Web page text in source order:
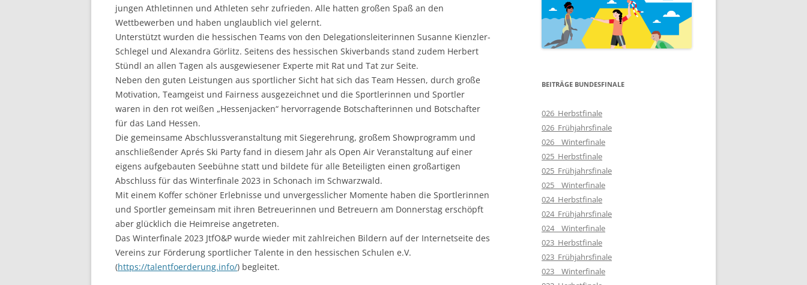
jungen Athletinnen und Athleten sehr zufrieden. Alle hatten großen Spaß an den
Wettbewerben und haben unglaublich viel gelernt.
Unterstützt wurden die hessischen Teams von den Delegationsleiterinnen Susanne Kienzler-
Schlegel und Alexandra Görlitz. Seitens des hessischen Skiverbands stand zudem Herbert
Stündl an allen Tagen als ausgewiesener Experte mit Rat und Tat zur Seite.
Neben den guten Leistungen aus sportlicher Sicht hat sich das Team Hessen, durch große
Motivation, Teamgeist und Fairness ausgezeichnet und die Sportlerinnen und Sportler
waren in den rot weißen „Hessenjacken“ hervorragende Botschafterinnen und Botschafter
für das Land Hessen.
Die gemeinsame Abschlussveranstaltung mit Siegerehrung, großem Showprogramm und
anschließender Aprés Ski Party fand in diesem Jahr als Open Air Veranstaltung auf einer
eigens aufgebauten Seebühne statt und bildete für alle Beteiligten einen großartigen
Abschluss für das Winterfinale 2023 in Schonach im Schwarzwald.
Mit einem Koffer schöner Erlebnisse und unvergesslicher Momente haben die Sportlerinnen
und Sportler gemeinsam mit ihren Betreuerinnen und Betreuern am Donnerstag erschöpft
aber glücklich die Heimreise angetreten.
Das Winterfinale 2023 JtfO&P wurde wieder mit zahlreichen Bildern auf der Internetseite des
Vereins zur Förderung sportlicher Talente in den hessischen Schulen e.V.
(https://talentfoerderung.info/) begleitet.
BEITRÄGE BUNDESFINALE
026_Herbstfinale
026_Frühjahrsfinale
026__Winterfinale
025_Herbstfinale
025_Frühjahrsfinale
025__Winterfinale
024_Herbstfinale
024_Frühjahrsfinale
024__Winterfinale
023_Herbstfinale
023_Frühjahrsfinale
023__Winterfinale